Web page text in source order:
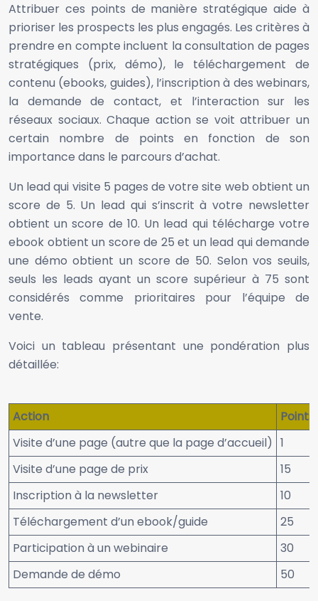
Attribuer ces points de manière stratégique aide à
prioriser les prospects les plus engagés. Les critères à
prendre en compte incluent la consultation de pages
stratégiques (prix, démo), le téléchargement de
contenu (ebooks, guides), l’inscription à des webinars,
la demande de contact, et l’interaction sur les
réseaux sociaux. Chaque action se voit attribuer un
certain nombre de points en fonction de son
importance dans le parcours d’achat.
Un lead qui visite 5 pages de votre site web obtient un
score de 5. Un lead qui s’inscrit à votre newsletter
obtient un score de 10. Un lead qui télécharge votre
ebook obtient un score de 25 et un lead qui demande
une démo obtient un score de 50. Selon vos seuils,
seuls les leads ayant un score supérieur à 75 sont
considérés comme prioritaires pour l’équipe de
vente.
Voici un tableau présentant une pondération plus
détaillée:
Action
Points
Visite d’une page (autre que la page d’accueil) 1
Visite d’une page de prix
15
Inscription à la newsletter
10
Téléchargement d’un ebook/guide
25
Participation à un webinaire
30
Demande de démo
50